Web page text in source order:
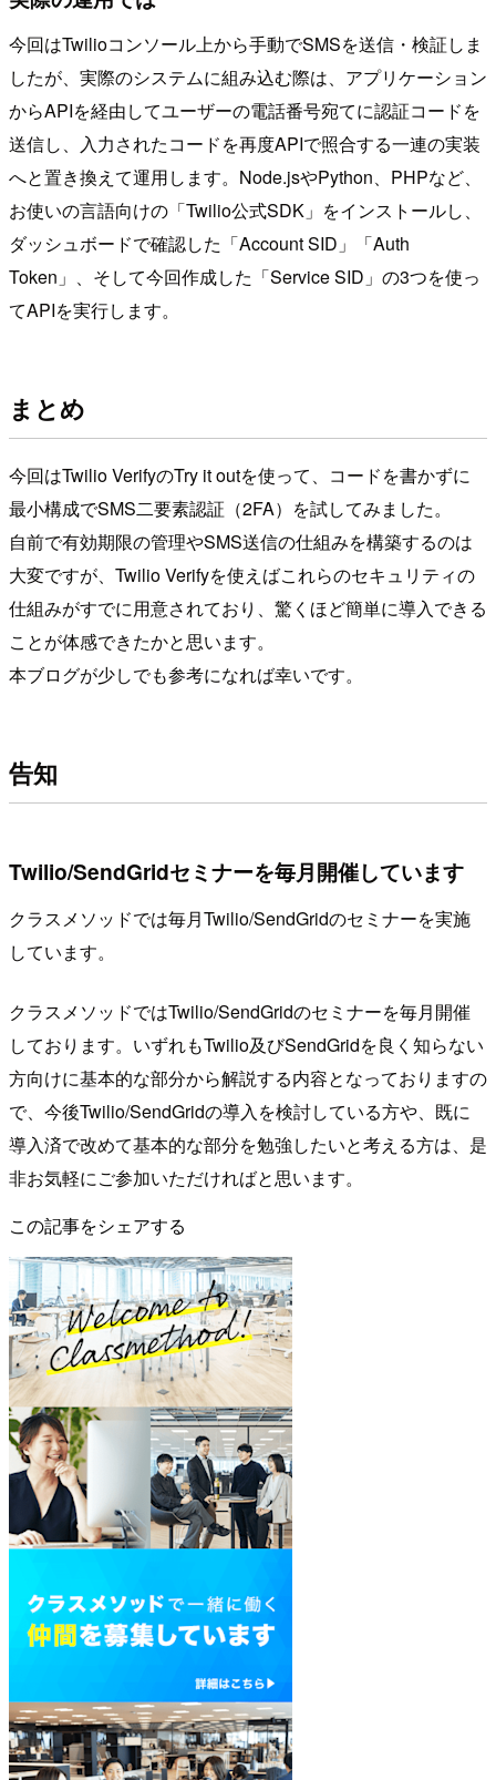
今回はTwilioコンソール上から手動でSMSを送信・検証しま
したが、実際のシステムに組み込む際は、アプリケーション
からAPIを経由してユーザーの電話番号宛てに認証コードを
送信し、入力されたコードを再度APIで照合する一連の実装
へと置き換えて運用します。Node.jsやPython、PHPなど、
お使いの言語向けの「Twilio公式SDK」をインストールし、
ダッシュボードで確認した「Account SID」「Auth
Token」、そして今回作成した「Service SID」の3つを使っ
てAPIを実行します。
まとめ
今回はTwilio VerifyのTry it outを使って、コードを書かずに
最小構成でSMS二要素認証（2FA）を試してみました。
自前で有効期限の管理やSMS送信の仕組みを構築するのは
大変ですが、Twilio Verifyを使えばこれらのセキュリティの
仕組みがすでに用意されており、驚くほど簡単に導入できる
ことが体感できたかと思います。
本ブログが少しでも参考になれば幸いです。
告知
Twilio/SendGridセミナーを毎月開催しています
クラスメソッドでは毎月Twilio/SendGridのセミナーを実施
しています。
クラスメソッドではTwilio/SendGridのセミナーを毎月開催
しております。いずれもTwilio及びSendGridを良く知らない
方向けに基本的な部分から解説する内容となっておりますの
で、今後Twilio/SendGridの導入を検討している方や、既に
導入済で改めて基本的な部分を勉強したいと考える方は、是
非お気軽にご参加いただければと思います。
この記事をシェアする